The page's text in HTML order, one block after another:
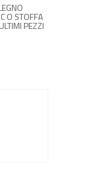
O STOFFA
PEZZI